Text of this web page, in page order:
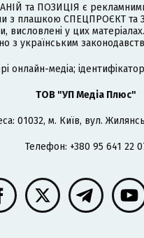
та ПОЗИЦІЯ є
з плашкою СПЕЦПРОЄКТ
висловлені у цих
з українським
онлайн-медіа;
ТОВ "УП Медіа Плюс"
01032, м. Київ, вул.
Телефон: +380 95 641 22